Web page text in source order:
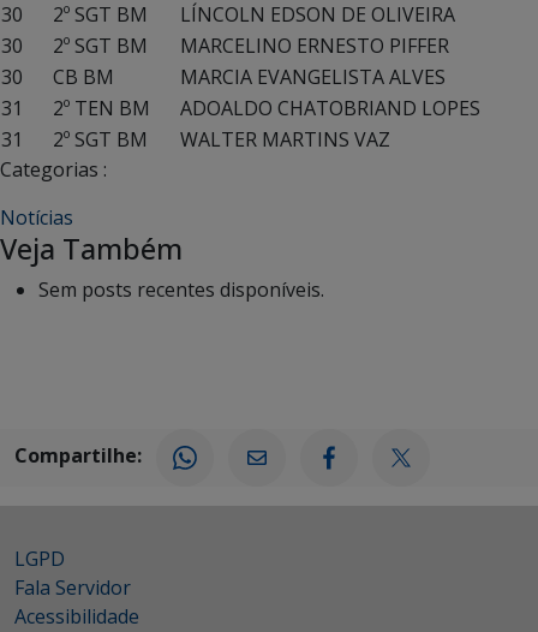
30
2º SGT BM
LÍNCOLN EDSON DE OLIVEIRA
30
2º SGT BM
MARCELINO ERNESTO PIFFER
30
CB BM
MARCIA EVANGELISTA ALVES
31
2º TEN BM
ADOALDO CHATOBRIAND LOPES
31
2º SGT BM
WALTER MARTINS VAZ
Categorias :
Notícias
Veja Também
Sem posts recentes disponíveis.
Compartilhe:
LGPD
Fala Servidor
Acessibilidade